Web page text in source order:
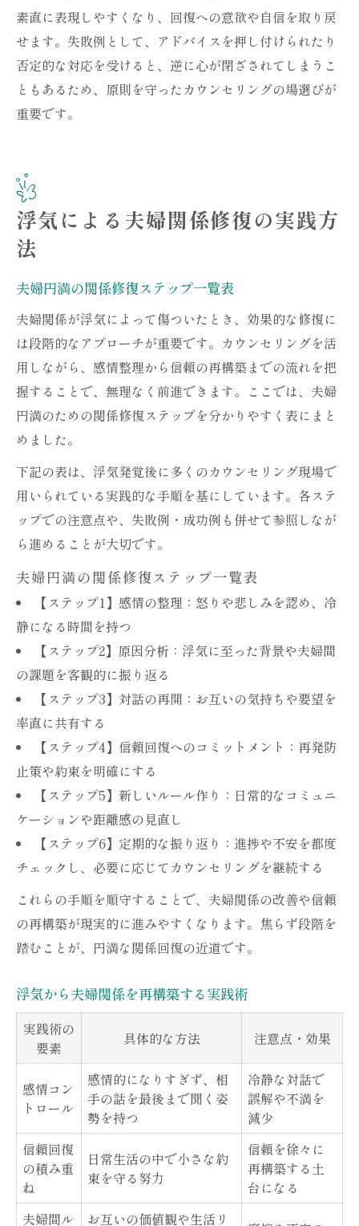
素直に表現しやすくなり、回復への意欲や自信を取り戻
せます。失敗例として、アドバイスを押し付けられたり
否定的な対応を受けると、逆に心が閉ざされてしまうこ
ともあるため、原則を守ったカウンセリングの場選びが
重要です。
浮気による夫婦関係修復の実践方
法
夫婦円満の関係修復ステップ一覧表
夫婦関係が浮気によって傷ついたとき、効果的な修復に
は段階的なアプローチが重要です。カウンセリングを活
用しながら、感情整理から信頼の再構築までの流れを把
握することで、無理なく前進できます。ここでは、夫婦
円満のための関係修復ステップを分かりやすく表にまと
めました。
下記の表は、浮気発覚後に多くのカウンセリング現場で
用いられている実践的な手順を基にしています。各ステ
ップでの注意点や、失敗例・成功例も併せて参照しなが
ら進めることが大切です。
夫婦円満の関係修復ステップ一覧表
【ステップ1】感情の整理：怒りや悲しみを認め、冷
静になる時間を持つ
【ステップ2】原因分析：浮気に至った背景や夫婦間
の課題を客観的に振り返る
【ステップ3】対話の再開：お互いの気持ちや要望を
率直に共有する
【ステップ4】信頼回復へのコミットメント：再発防
止策や約束を明確にする
【ステップ5】新しいルール作り：日常的なコミュニ
ケーションや距離感の見直し
【ステップ6】定期的な振り返り：進捗や不安を都度
チェックし、必要に応じてカウンセリングを継続する
これらの手順を順守することで、夫婦関係の改善や信頼
の再構築が現実的に進みやすくなります。焦らず段階を
踏むことが、円満な関係回復の近道です。
浮気から夫婦関係を再構築する実践術
実践術の
要素
具体的な方法 注意点・効果
感情コン
トロール
感情的になりすぎず、相
手の話を最後まで聞く姿
勢を持つ
冷静な対話で
誤解や不満を
減少
信頼回復
の積み重
ね
日常生活の中で小さな約
束を守る努力
信頼を徐々に
再構築する土
台になる
夫婦間ル
お互いの価値観や生活リ